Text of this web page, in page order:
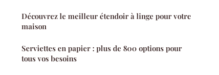
Découvrez le meilleur étendoir à linge pour votre
maison
Serviettes en papier : plus de 800 options pour
tous vos besoins